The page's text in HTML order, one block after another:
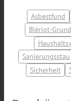
Asbestfund
Blériot-
Sanierungsstau
Sicherheit